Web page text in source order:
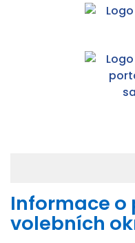
Informace o
volebních